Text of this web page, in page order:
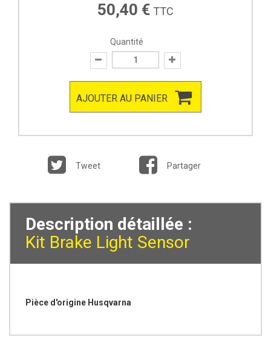
50,40 € TTC
Quantité
AJOUTER AU PANIER
Tweet Partager
Description détaillée :
Kit Brake Light Sensor
Pièce d'origine Husqvarna